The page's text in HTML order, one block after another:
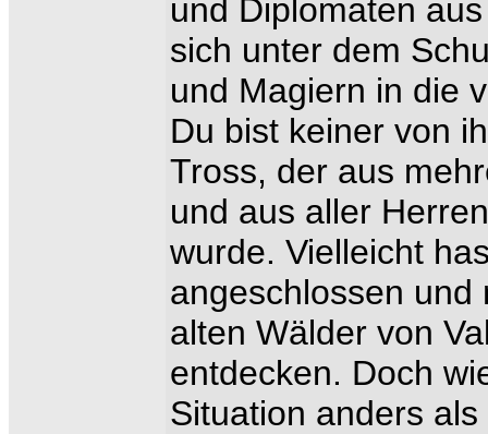
und Diplomaten
sich unter dem
und Magiern in die
Du bist keiner von
Tross, der aus
und aus aller
wurde. Vielleicht
angeschlossen und
alten Wälder von
entdecken. Doch
Situation anders